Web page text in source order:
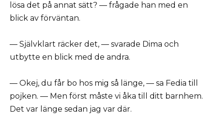
lösa det på annat sätt? — frågade han med en
blick av förväntan.
— Självklart räcker det, — svarade Dima och
utbytte en blick med de andra.
— Okej, du får bo hos mig så länge, — sa Fedia till
pojken. — Men först måste vi åka till ditt barnhem.
Det var länge sedan jag var där.